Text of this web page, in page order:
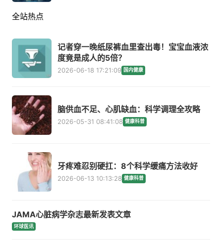
全站热点
记者穿一晚纸尿裤血里查出毒！宝宝血液浓
度竟是成人的5倍？
2026-06-18 17:21:09 国内健康
脑供血不足、心肌缺血：科学调理全攻略
2026-05-31 08:41:08 健康科普
牙疼难忍别硬扛：8个科学缓痛方法收好
2026-06-13 10:13:28 健康科普
JAMA心脏病学杂志最新发表文章
环球医讯